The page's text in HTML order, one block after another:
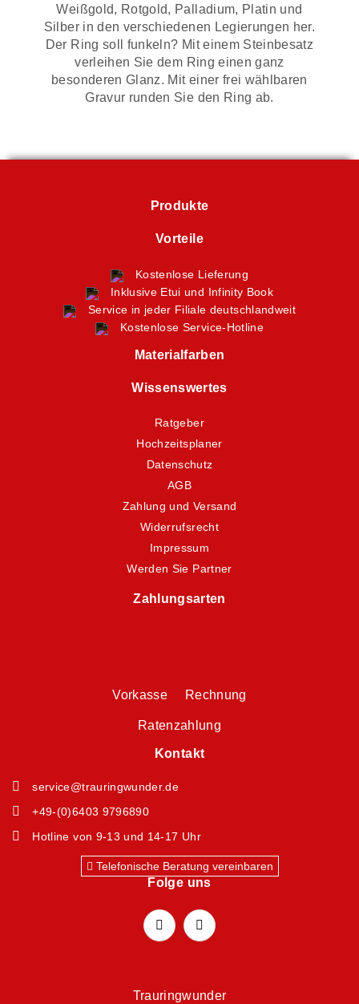
Weißgold, Rotgold, Palladium, Platin und
Silber in den verschiedenen Legierungen her.
Der Ring soll funkeln? Mit einem Steinbesatz
verleihen Sie dem Ring einen ganz
besonderen Glanz. Mit einer frei wählbaren
Gravur runden Sie den Ring ab.
Produkte
Vorteile
Kostenlose Lieferung
Inklusive Etui und Infinity Book
Service in jeder Filiale deutschlandweit
Kostenlose Service-Hotline
Materialfarben
Wissenswertes
Ratgeber
Hochzeitsplaner
Datenschutz
AGB
Zahlung und Versand
Widerrufsrecht
Impressum
Werden Sie Partner
Zahlungsarten
Vorkasse Rechnung
Ratenzahlung
Kontakt
service@trauringwunder.de
+49-(0)6403 9796890
Hotline von 9-13 und 14-17 Uhr
Telefonische Beratung vereinbaren
Folge uns
Trauringwunder